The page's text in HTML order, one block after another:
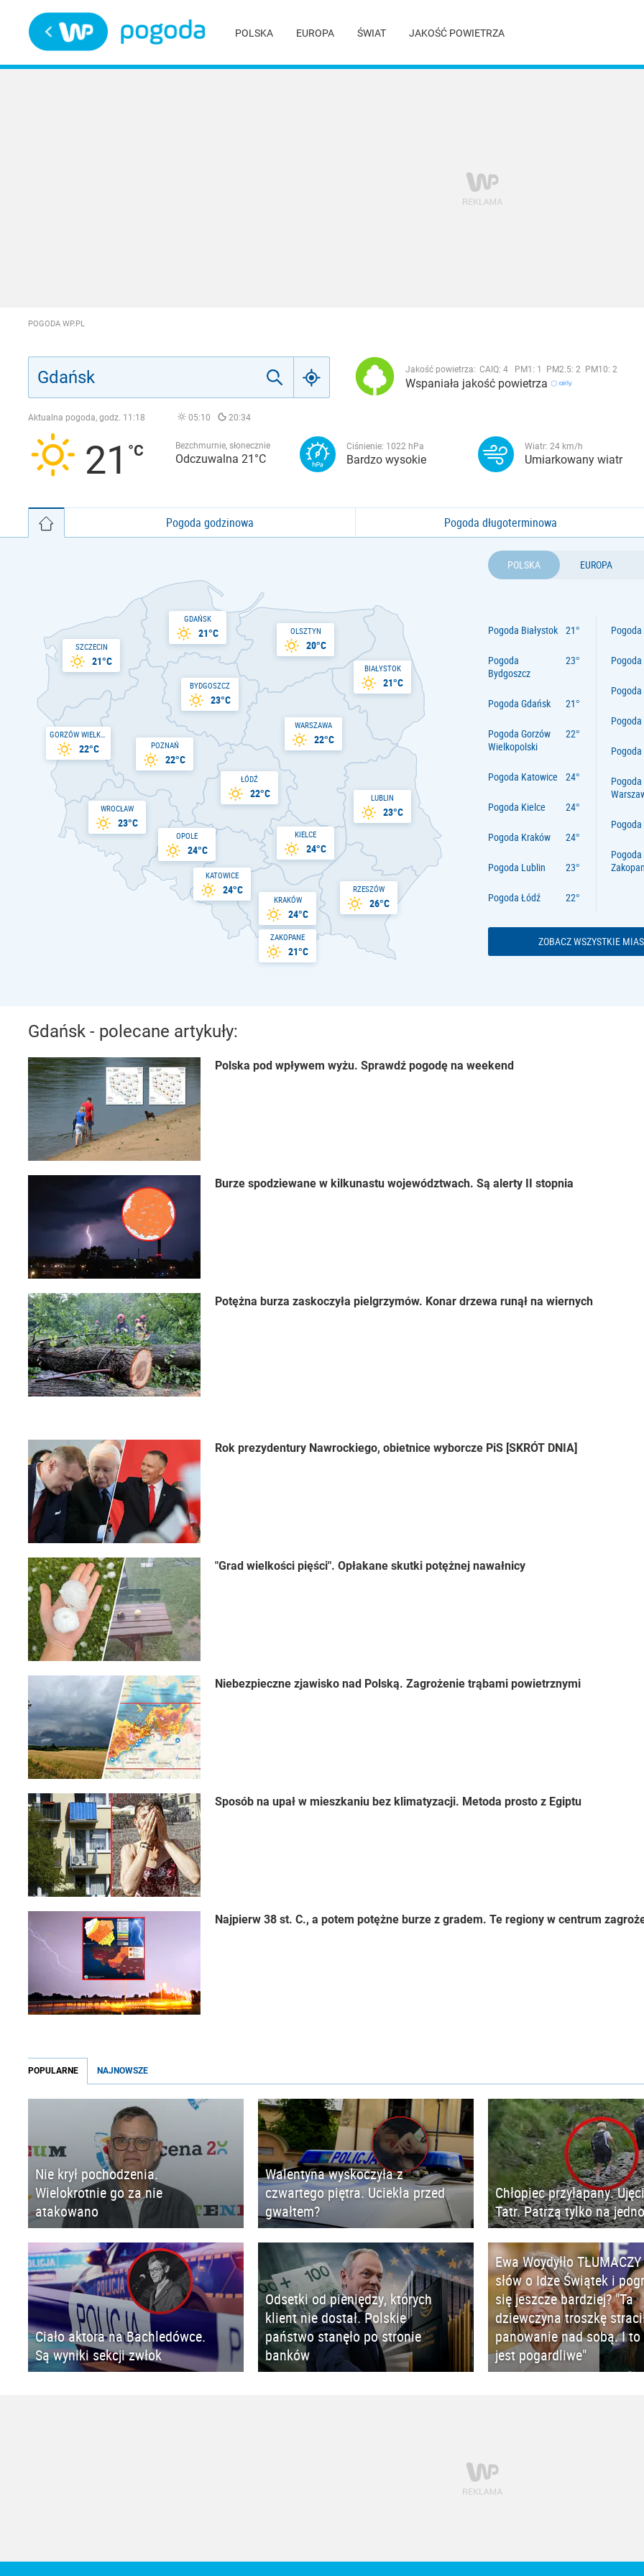
POLSKA EUROPA ŚWIAT JAKOŚĆ POWIETRZA
POGODA WP.PL
Jakość powietrza: CAIQ: 4 PM1: 1 PM2.5: 2 PM10: 2
Wspaniała jakość powietrza
Aktualna pogoda, godz. 11:18 05:10 20:34
21 Bezchmurnie, słonecznie
Odczuwalna 21°C
Ciśnienie: 1022 hPa
Bardzo wysokie
Wiatr: 24 km/h
Umiarkowany wiatr
Pogoda godzinowa Pogoda długoterminowa
BIAŁYSTOK
21°C
BYDGOSZCZ
23°C
GDAŃSK
21°C
22°C
KATOWICE
24°C
KIELCE
24°C
KRAKÓW
24°C
LUBLIN
23°C
ŁÓDŹ
22°C
OLSZTYN
20°C
OPOLE
24°C
POZNAŃ
22°C
RZESZÓW
26°C
SZCZECIN
21°C
WARSZAWA
22°C
WROCŁAW
23°C
ZAKOPANE
21°C
POLSKA EUROPA
Pogoda Białystok
Pogoda
Bydgoszcz
Pogoda Gdańsk
Pogoda Gorzów
Wielkopolski
Pogoda Katowice
Pogoda Kielce
Pogoda Kraków
Pogoda Lublin
Pogoda Łódź
Pogoda
Pogoda
Pogoda
ZOBACZ WSZYSTKIE
Gdańsk - polecane artykuły:
Polska pod wpływem wyżu. Sprawdź pogodę na weekend
Burze spodziewane w kilkunastu województwach. Są alerty II stopnia
Potężna burza zaskoczyła pielgrzymów. Konar drzewa runął na wiernych
Rok prezydentury Nawrockiego, obietnice wyborcze PiS [SKRÓT DNIA]
"Grad wielkości pięści". Opłakane skutki potężnej nawałnicy
Niebezpieczne zjawisko nad Polską. Zagrożenie trąbami powietrznymi
Sposób na upał w mieszkaniu bez klimatyzacji. Metoda prosto z Egiptu
Najpierw 38 st. C., a potem potężne burze z gradem. Te regiony w centrum
POPULARNE NAJNOWSZE
Nie krył pochodzenia.
Wielokrotnie go za nie
atakowano
Walentyna wyskoczyła z
czwartego piętra. Uciekła przed
gwałtem?
Chłopiec przyłapany.
Tatr. Patrzą tylko na jedno
Ciało aktora na Bachledówce.
Są wyniki sekcji zwłok
Odsetki od pieniędzy, których
klient nie dostał. Polskie
państwo stanęło po stronie
banków
Ewa Woydyłło
słów o Idze Świątek i
się jeszcze bardziej? "Ta
dziewczyna troszkę
panowanie nad sobą. I
jest pogardliwe"